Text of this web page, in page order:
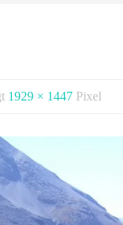
1929 × 1447 Pixel